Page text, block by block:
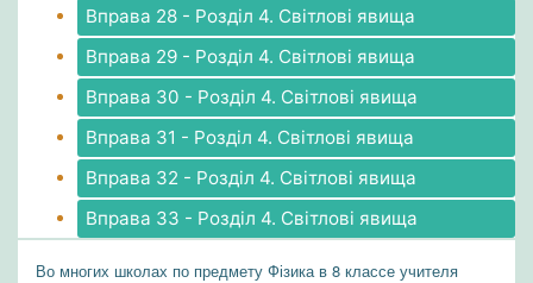
Вправа 28 - Розділ 4. Світлові явища
Вправа 29 - Розділ 4. Світлові явища
Вправа 30 - Розділ 4. Світлові явища
Вправа 31 - Розділ 4. Світлові явища
Вправа 32 - Розділ 4. Світлові явища
Вправа 33 - Розділ 4. Світлові явища
Во многих школах по предмету Фізика в 8 классе учителя